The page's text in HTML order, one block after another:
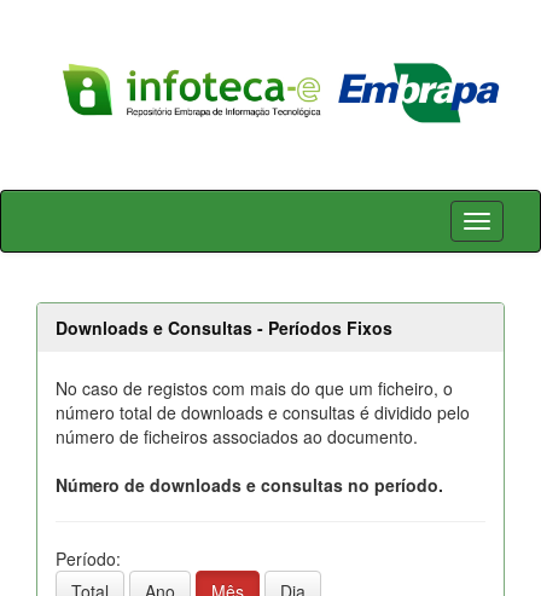
Skip
Downloads e Consultas - Períodos Fixos
No caso de registos com mais do que um ficheiro, o
número total de downloads e consultas é dividido pelo
número de ficheiros associados ao documento.
Número de downloads e consultas no período.
Período:
Total
Ano Mês Dia